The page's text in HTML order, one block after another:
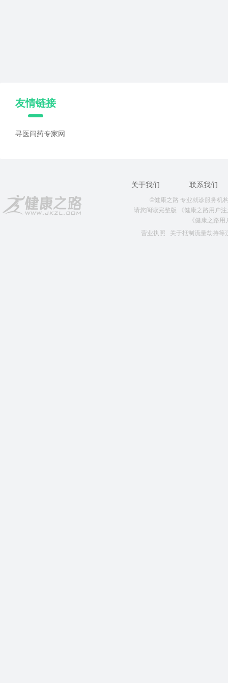
友情链接
寻医问药专家网
关于我们 联系我们
©健康之路 专业就诊服务机
请您阅读完整版
《健康之路用户
《健康之路
营业执照
关于抵制流量劫持等